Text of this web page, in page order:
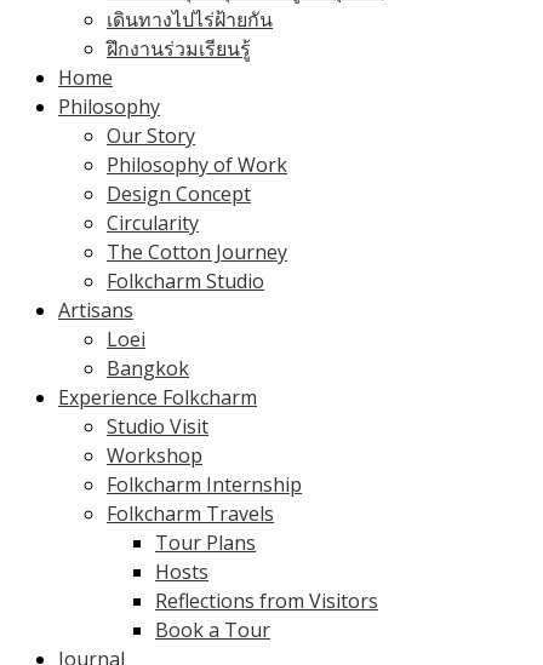
เดินทางไปไร่ฝ้ายกัน
ฝึกงานร่วมเรียนรู้
Home
Philosophy
Our Story
Philosophy of Work
Design Concept
Circularity
The Cotton Journey
Folkcharm Studio
Artisans
Loei
Bangkok
Experience Folkcharm
Studio Visit
Workshop
Folkcharm Internship
Folkcharm Travels
Tour Plans
Hosts
Reflections from Visitors
Book a Tour
Journal